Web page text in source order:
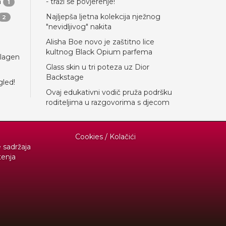
1
2
Najljepša ljetna kolekcija nježnog
"nevidljivog" nakita
Alisha Boe novo je zaštitno lice
kultnog Black Opium parfema
Glass skin u tri poteza uz Dior
Backstage
Ovaj edukativni vodič pruža podršku
roditeljima u razgovorima s djecom
Cookies / Kolačići